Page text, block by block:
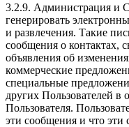
3.2.9. Администрация и
генерировать
и развлечения. Такие
сообщения о контактах,
объявления об
коммерческие
специальные
других Пользователей в
Пользователя.
эти сообщения и что